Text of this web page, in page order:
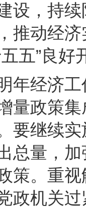
设，持
推动经
五”良好
经济工
量政策
要继续
总量，
策。重
政机关